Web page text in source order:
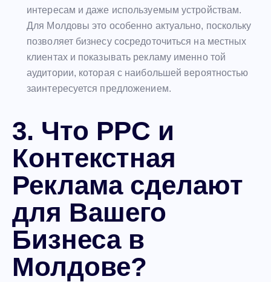
интересам и даже используемым устройствам.
Для Молдовы это особенно актуально, поскольку
позволяет бизнесу сосредоточиться на местных
клиентах и показывать рекламу именно той
аудитории, которая с наибольшей вероятностью
заинтересуется предложением.
3. Что PPC и
Контекстная
Реклама сделают
для Вашего
Бизнеса в
Молдове?